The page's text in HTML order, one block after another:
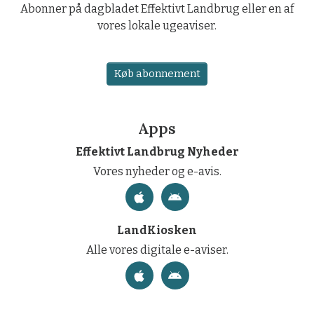
Abonner på dagbladet Effektivt Landbrug eller en af
vores lokale ugeaviser.
Køb abonnement
Apps
Effektivt Landbrug Nyheder
Vores nyheder og e-avis.
LandKiosken
Alle vores digitale e-aviser.